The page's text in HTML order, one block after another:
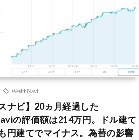
WealthNavi
ナビ】20ヵ月経過した
の評価額は214万円。ドル建て
円建てでマイナス。為替の影響